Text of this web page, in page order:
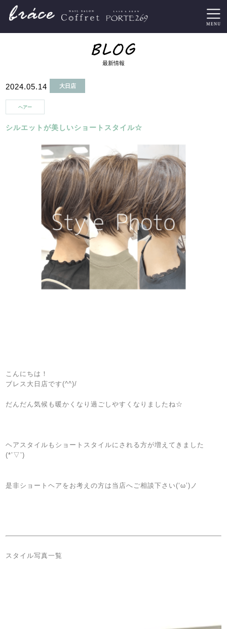
最新情報
2024.05.14 大日店
ヘアー
シルエットが美しいショートスタイル☆
こんにちは！
ブレス大日店です(^^)/
だんだん気候も暖かくなり過ごしやすくなりましたね☆
ヘアスタイルもショートスタイルにされる方が増えてきました
(*’▽’)
是非ショートヘアをお考えの方は当店へご相談下さい(‘ω’)ノ
スタイル写真一覧